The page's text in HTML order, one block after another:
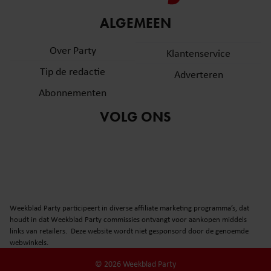
ALGEMEEN
Over Party
Tip de redactie
Abonnementen
Klantenservice
Adverteren
VOLG ONS
Weekblad Party participeert in diverse affiliate marketing programma’s, dat
houdt in dat Weekblad Party commissies ontvangt voor aankopen middels
links van retailers. Deze website wordt niet gesponsord door de genoemde
webwinkels.
© 2026 Weekblad Party